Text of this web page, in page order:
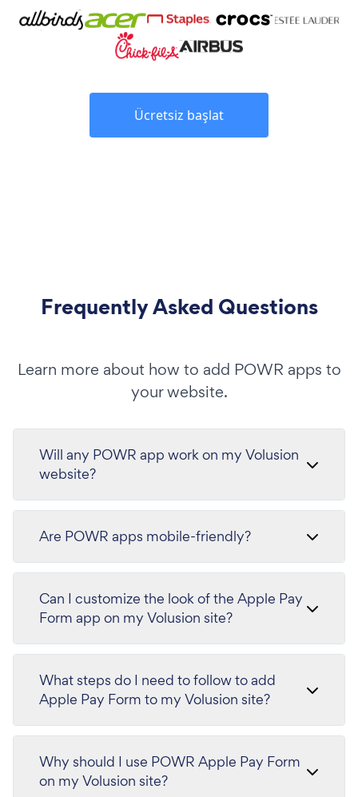
Ücretsiz başlat
Frequently Asked Questions
Learn more about how to add POWR apps to
your website.
Will any POWR app work on my Volusion
website?
Are POWR apps mobile-friendly?
Can I customize the look of the Apple Pay
Form app on my Volusion site?
What steps do I need to follow to add
Apple Pay Form to my Volusion site?
Why should I use POWR Apple Pay Form
on my Volusion site?